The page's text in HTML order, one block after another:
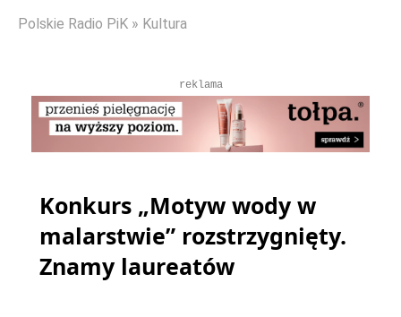
Polskie Radio PiK Kultura
reklama
Konkurs „Motyw wody w
malarstwie” rozstrzygnięty.
Znamy laureatów